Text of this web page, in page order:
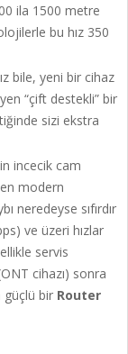
ila 1500 metre
bu hız 350
bile, yeni bir cihaz
“çift destekli” bir
sizi ekstra
incecik cam
en modern
neredeyse sıfırdır
ve üzeri hızlar
servis
cihazı) sonra
güçlü bir Router